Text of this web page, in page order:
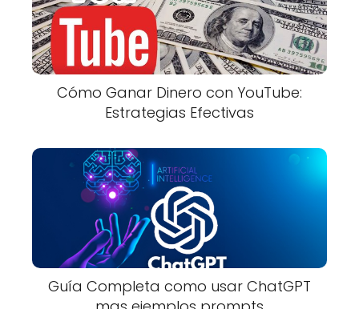
Cómo Ganar Dinero con YouTube:
Estrategias Efectivas
Guía Completa como usar ChatGPT